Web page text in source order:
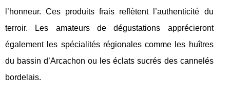
l’honneur. Ces produits frais reflètent l’authenticité du
terroir. Les amateurs de dégustations apprécieront
également les spécialités régionales comme les huîtres
du bassin d’Arcachon ou les éclats sucrés des cannelés
bordelais.